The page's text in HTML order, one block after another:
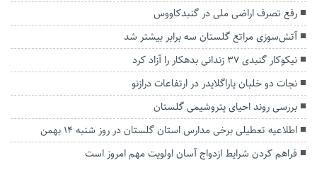
رفع تصرف اراضی ملی در گنبدكاووس
آتش‌سوزی مراتع گلستان سه برابر بیشتر شد
نیکوکار گنبدی ۳۷ زندانی بدهکار را آزاد کرد
نجات دو خلبان پاراگلایدر در ارتفاعات درازنو
بررسی روند احیای پتروشیمی گلستان
اطلاعیه تعطیلی برخی مدارس استان گلستان در روز شنبه ۱۴ بهمن
فراهم کردن شرایط ازدواج آسان اولویت مهم امروز است